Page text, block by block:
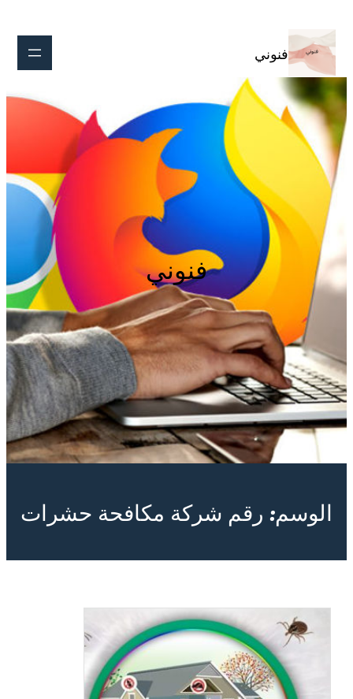
المحتوى
فنوني
فنوني
الوسم:رقم شركة مكافحة حشرات